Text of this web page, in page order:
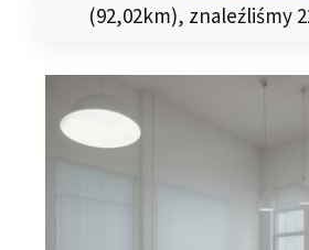
(92,02km), znaleźliśmy